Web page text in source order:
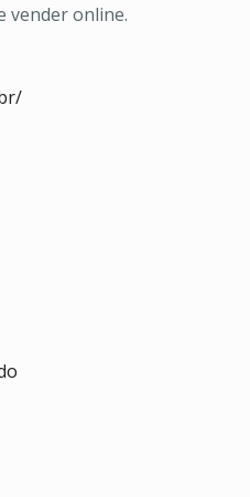
vender online.